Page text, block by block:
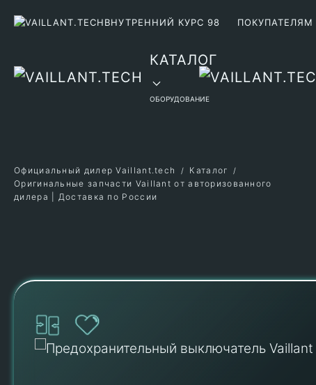
ВНУТРЕННИЙ КУРС 98 ПОКУПАТЕЛЯМ
КАТАЛОГ
ОБОРУДОВАНИЕ
Официальный дилер Vaillant.tech
Каталог
Оригинальные запчасти Vaillant от авторизованного
дилера | Доставка по России